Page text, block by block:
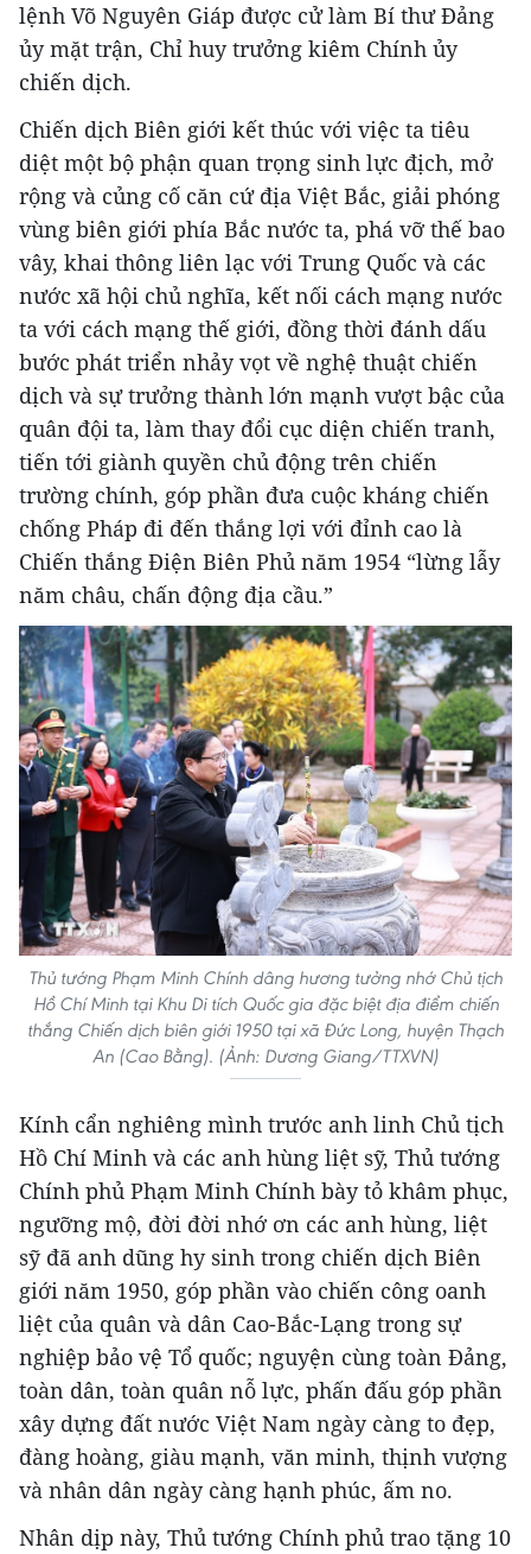
lệnh Võ Nguyên Giáp được cử làm Bí thư Đảng
ủy mặt trận, Chỉ huy trưởng kiêm Chính ủy
chiến dịch.
Chiến dịch Biên giới kết thúc với việc ta tiêu
diệt một bộ phận quan trọng sinh lực địch, mở
rộng và củng cố căn cứ địa Việt Bắc, giải phóng
vùng biên giới phía Bắc nước ta, phá vỡ thế bao
vây, khai thông liên lạc với Trung Quốc và các
nước xã hội chủ nghĩa, kết nối cách mạng nước
ta với cách mạng thế giới, đồng thời đánh dấu
bước phát triển nhảy vọt về nghệ thuật chiến
dịch và sự trưởng thành lớn mạnh vượt bậc của
quân đội ta, làm thay đổi cục diện chiến tranh,
tiến tới giành quyền chủ động trên chiến
trường chính, góp phần đưa cuộc kháng chiến
chống Pháp đi đến thắng lợi với đỉnh cao là
Chiến thắng Điện Biên Phủ năm 1954 “lừng lẫy
năm châu, chấn động địa cầu.”
Thủ tướng Phạm Minh Chính dâng hương tưởng nhớ Chủ tịch
Hồ Chí Minh tại Khu Di tích Quốc gia đặc biệt địa điểm chiến
thắng Chiến dịch biên giới 1950 tại xã Đức Long, huyện Thạch
An (Cao Bằng). (Ảnh: Dương Giang/TTXVN)
Kính cẩn nghiêng mình trước anh linh Chủ tịch
Hồ Chí Minh và các anh hùng liệt sỹ, Thủ tướng
Chính phủ Phạm Minh Chính bày tỏ khâm phục,
ngưỡng mộ, đời đời nhớ ơn các anh hùng, liệt
sỹ đã anh dũng hy sinh trong chiến dịch Biên
giới năm 1950, góp phần vào chiến công oanh
liệt của quân và dân Cao-Bắc-Lạng trong sự
nghiệp bảo vệ Tổ quốc; nguyện cùng toàn Đảng,
toàn dân, toàn quân nỗ lực, phấn đấu góp phần
xây dựng đất nước Việt Nam ngày càng to đẹp,
đàng hoàng, giàu mạnh, văn minh, thịnh vượng
và nhân dân ngày càng hạnh phúc, ấm no.
Nhân dịp này, Thủ tướng Chính phủ trao tặng 10